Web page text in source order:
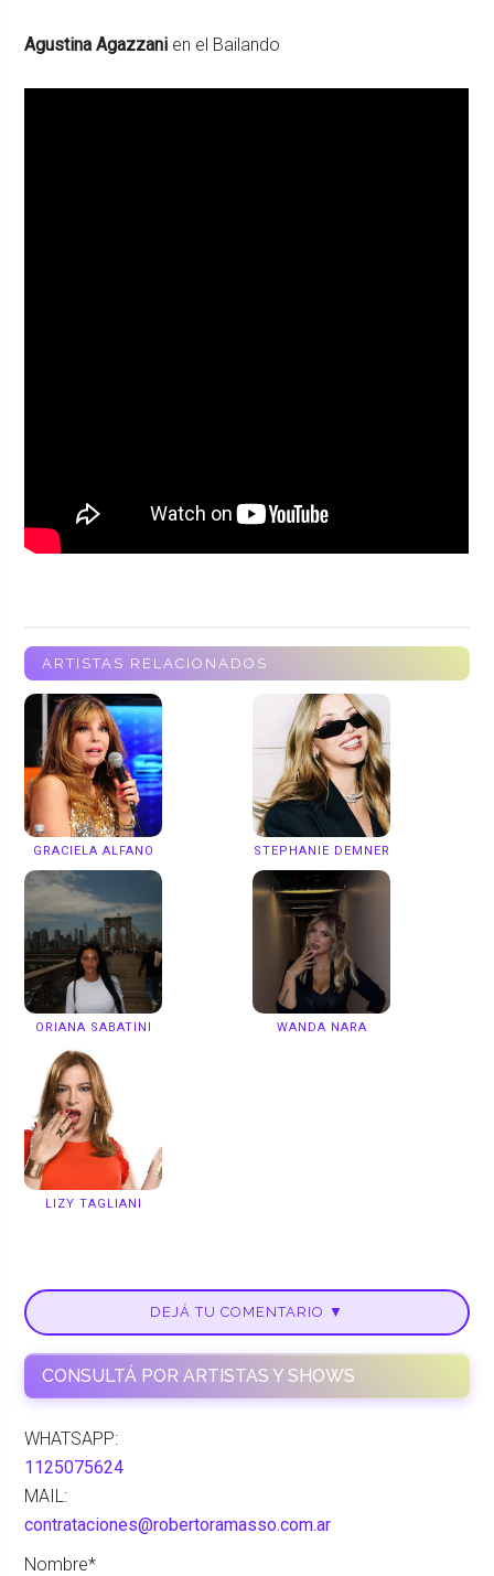
Agustina Agazzani en el Bailando
ARTISTAS RELACIONADOS
GRACIELA ALFANO STEPHANIE DEMNER
ORIANA SABATINI WANDA NARA
LIZY TAGLIANI
DEJÁ TU COMENTARIO ▼
CONSULTÁ POR ARTISTAS Y SHOWS
WHATSAPP:
1125075624
MAIL:
contrataciones@robertoramasso.com.ar
Nombre*